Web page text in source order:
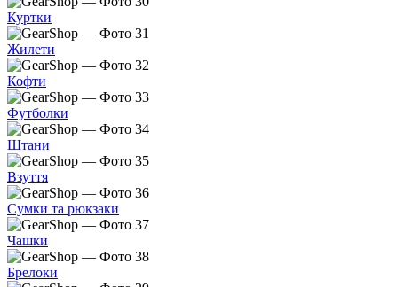
Куртки
Жилети
Кофти
Футболки
Штани
Взуття
Сумки та рюкзаки
Чашки
Брелоки